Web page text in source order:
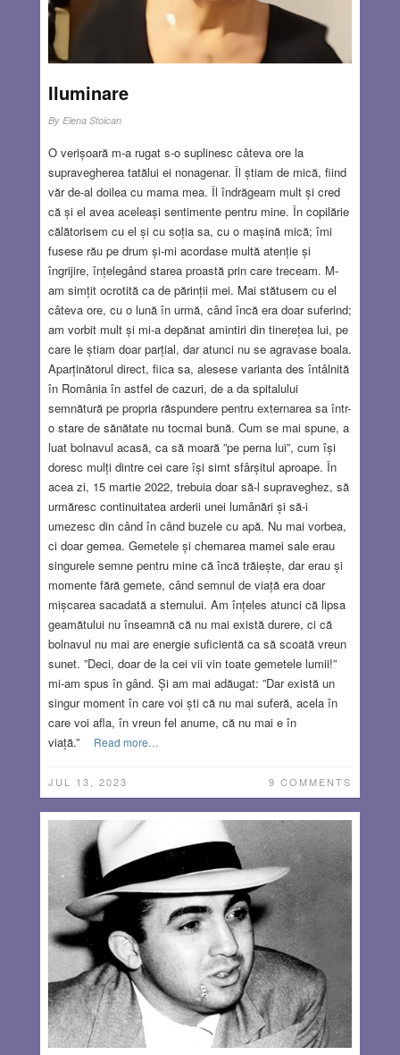
Iluminare
By Elena Stoican
O verișoară m-a rugat s-o suplinesc câteva ore la
supravegherea tatălui ei nonagenar. Îl știam de mică, fiind
văr de-al doilea cu mama mea. Îl îndrăgeam mult și cred
că și el avea aceleași sentimente pentru mine. În copilărie
călătorisem cu el și cu soția sa, cu o mașină mică; îmi
fusese rău pe drum și-mi acordase multă atenție și
îngrijire, înțelegând starea proastă prin care treceam. M-
am simțit ocrotită ca de părinții mei. Mai stătusem cu el
câteva ore, cu o lună în urmă, când încă era doar suferind;
am vorbit mult și mi-a depănat amintiri din tinerețea lui, pe
care le știam doar parțial, dar atunci nu se agravase boala.
Aparținătorul direct, fiica sa, alesese varianta des întâlnită
în România în astfel de cazuri, de a da spitalului
semnătură pe propria răspundere pentru externarea sa într-
o stare de sănătate nu tocmai bună. Cum se mai spune, a
luat bolnavul acasă, ca să moară ”pe perna lui”, cum își
doresc mulți dintre cei care își simt sfârșitul aproape. În
acea zi, 15 martie 2022, trebuia doar să-l supraveghez, să
urmăresc continuitatea arderii unei lumânări și să-i
umezesc din când în când buzele cu apă. Nu mai vorbea,
ci doar gemea. Gemetele și chemarea mamei sale erau
singurele semne pentru mine că încă trăiește, dar erau și
momente fără gemete, când semnul de viață era doar
mișcarea sacadată a sternului. Am înțeles atunci că lipsa
geamătului nu înseamnă că nu mai există durere, ci că
bolnavul nu mai are energie suficientă ca să scoată vreun
sunet. ”Deci, doar de la cei vii vin toate gemetele lumii!”
mi-am spus în gând. Și am mai adăugat: ”Dar există un
singur moment în care voi ști că nu mai suferă, acela în
care voi afla, în vreun fel anume, că nu mai e în
viață.”
Read more…
JUL 13, 2023 9 COMMENTS